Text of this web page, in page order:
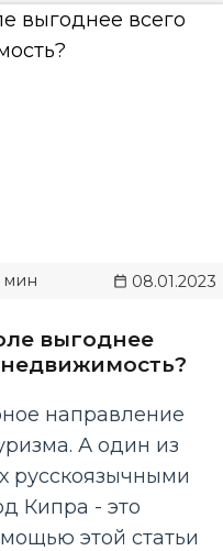
08.01.2023
выгоднее
недвижимость?
направление
А один из
русскоязычными
Кипра - это
этой статьи